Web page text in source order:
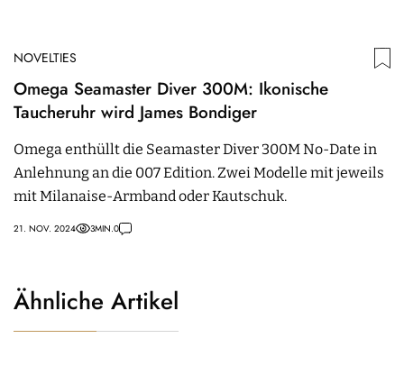
NOVELTIES
Omega Seamaster Diver 300M: Ikonische
Taucheruhr wird James Bondiger
Omega enthüllt die Seamaster Diver 300M No-Date in
Anlehnung an die 007 Edition. Zwei Modelle mit jeweils
mit Milanaise-Armband oder Kautschuk.
21. NOV. 2024 3MIN.0
Ähnliche Artikel